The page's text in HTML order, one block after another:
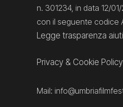
n. 301234, in data 12/
con il seguente codice
Legge trasparenza
Privacy & Cookie Policy
Mail: